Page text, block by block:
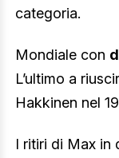
categoria.
Mondiale con
L’ultimo a
Hakkinen nel
I ritiri di Max in